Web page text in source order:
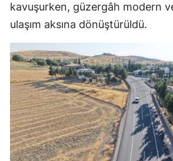
kavuşurken, güzergâh modern
ulaşım aksına dönüştürüldü.